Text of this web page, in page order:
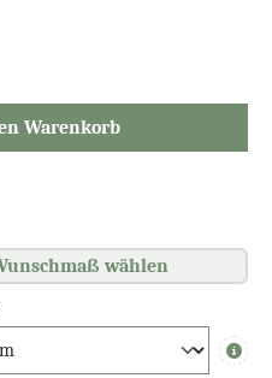
Warenkorb
wählen
Info